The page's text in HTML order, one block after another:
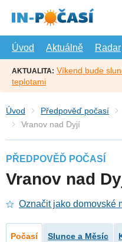
hlavní
Úvod
Aktuálně Radar
AKTUALITA: Víkend bude
teplotami
Úvod Předpověď počasí
Vranov nad Dyjí
PŘEDPOVĚĎ POČASÍ
Vranov nad
Označit jako domovské
Počasí Slunce a Měsíc